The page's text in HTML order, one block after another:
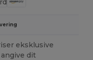
eksklusive
dit